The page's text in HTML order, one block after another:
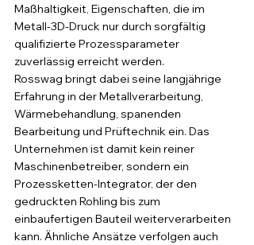
Maßhaltigkeit, Eigenschaften, die im
Metall-3D-Druck nur durch sorgfältig
qualifizierte Prozessparameter
zuverlässig erreicht werden.
Rosswag bringt dabei seine langjährige
Erfahrung in der Metallverarbeitung,
Wärmebehandlung, spanenden
Bearbeitung und Prüftechnik ein. Das
Unternehmen ist damit kein reiner
Maschinenbetreiber, sondern ein
Prozessketten-Integrator, der den
gedruckten Rohling bis zum
einbaufertigen Bauteil weiterverarbeiten
kann. Ähnliche Ansätze verfolgen auch